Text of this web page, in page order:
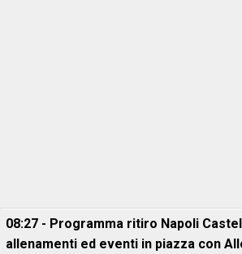
08:27 - Programma ritiro Napoli
allenamenti ed eventi in piazza con